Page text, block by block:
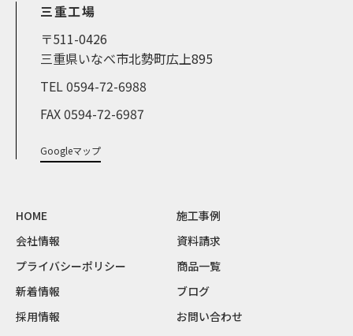
三重工場
〒511-0426
三重県いなべ市北勢町広上895
TEL 0594-72-6988
FAX 0594-72-6987
Googleマップ
HOME
施工事例
会社情報
資料請求
プライバシーポリシー
商品一覧
新着情報
ブログ
採用情報
お問い合わせ